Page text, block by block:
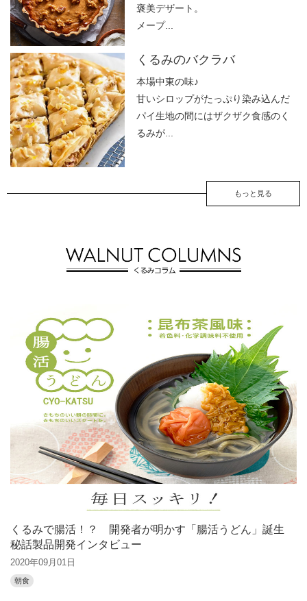
褒美デザート。
メープ...
くるみのバクラバ
本場中東の味♪
甘いシロップがたっぷり染み込んだ
パイ生地の間にはザクザク食感のく
るみが...
もっと見る
くるみで腸活！？ 開発者が明かす「腸活うどん」誕生
秘話製品開発インタビュー
2020年09月01日
朝食